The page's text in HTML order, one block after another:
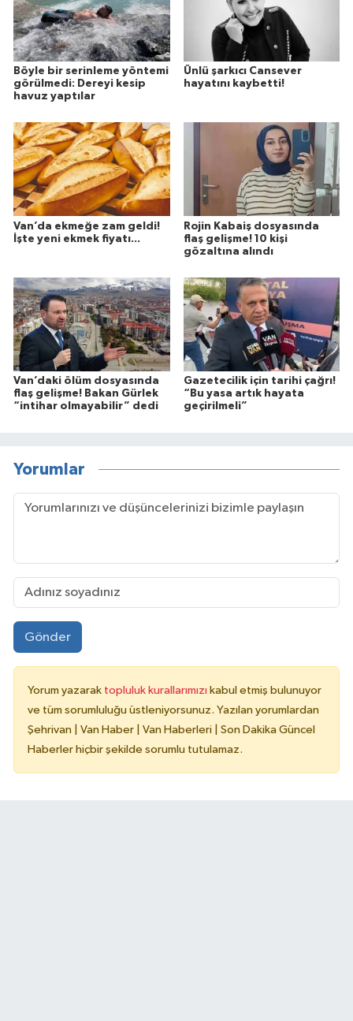
Böyle bir serinleme yöntemi
görülmedi: Dereyi kesip
havuz yaptılar
Ünlü şarkıcı Cansever
hayatını kaybetti!
Van’da ekmeğe zam geldi!
İşte yeni ekmek fiyatı...
Rojin Kabaiş dosyasında
flaş gelişme! 10 kişi
gözaltına alındı
Van’daki ölüm dosyasında
flaş gelişme! Bakan Gürlek
“intihar olmayabilir” dedi
Gazetecilik için tarihi çağrı!
“Bu yasa artık hayata
geçirilmeli”
Yorumlar
Gönder
Yorum yazarak topluluk kurallarımızı kabul etmiş bulunuyor
ve tüm sorumluluğu üstleniyorsunuz. Yazılan yorumlardan
Şehrivan | Van Haber | Van Haberleri | Son Dakika Güncel
Haberler hiçbir şekilde sorumlu tutulamaz.